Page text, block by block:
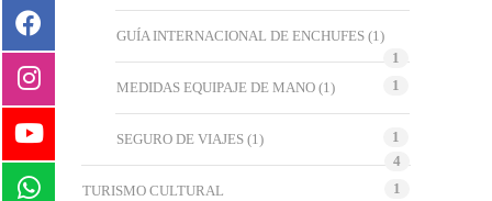
GUÍA INTERNACIONAL DE ENCHUFES (1)
1
MEDIDAS EQUIPAJE DE MANO (1) 1
SEGURO DE VIAJES (1)
1
4
TURISMO CULTURAL
1